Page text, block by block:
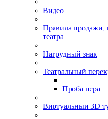
Видео
Правила продажи,
театра
Нагрудный знак
Театральный
Проба пера
Виртуальный 3D